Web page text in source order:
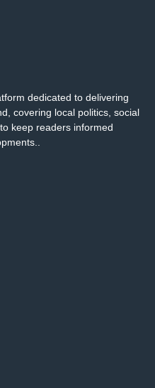
dedicated to delivering
covering local politics, social
keep readers informed